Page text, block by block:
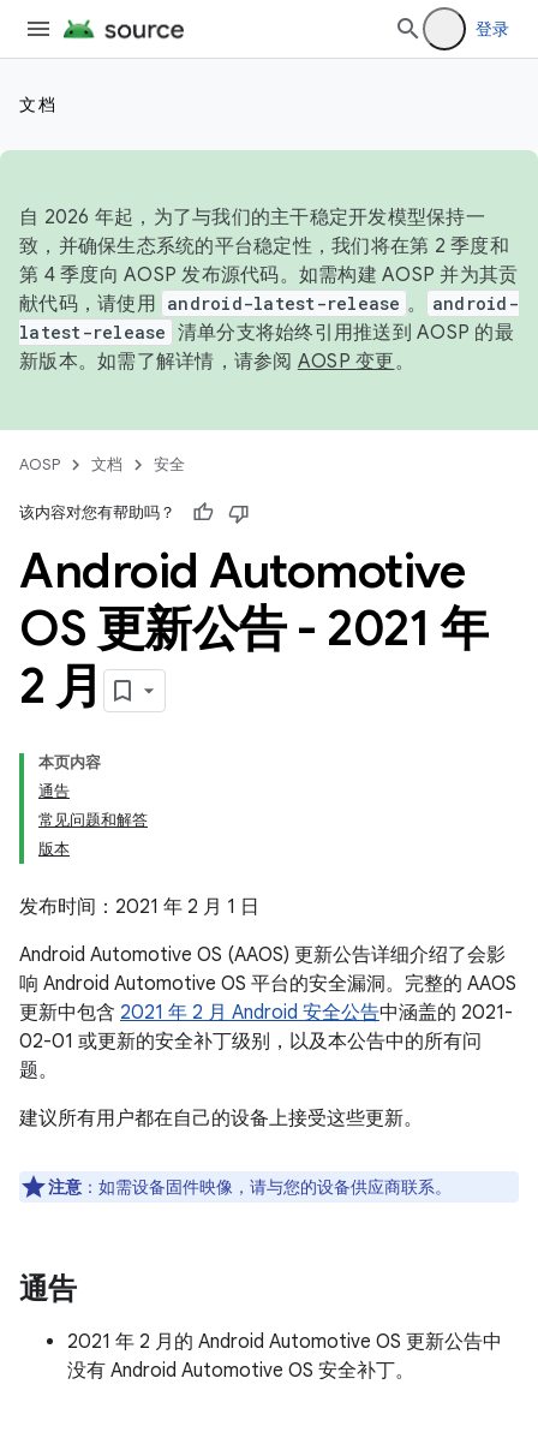
登录
文档
自 2026 年起，为了与我们的主干稳定开发模型保持一
致，并确保生态系统的平台稳定性，我们将在第 2 季度和
第 4 季度向 AOSP 发布源代码。如需构建 AOSP 并为其贡
献代码，请使用 android-latest-release 。
android-
latest-release 清单分支将始终引用推送到 AOSP 的最
新版本。如需了解详情，请参阅 AOSP 变更。
AOSP 文档 安全
该内容对您有帮助吗？
Android Automotive
OS 更新公告 - 2021 年
2 月
本页内容
通告
常见问题和解答
版本
发布时间：2021 年 2 月 1 日
Android Automotive OS (AAOS) 更新公告详细介绍了会影
响 Android Automotive OS 平台的安全漏洞。完整的 AAOS
更新中包含 2021 年 2 月 Android 安全公告中涵盖的 2021-
02-01 或更新的安全补丁级别，以及本公告中的所有问
题。
建议所有用户都在自己的设备上接受这些更新。
注意 ：如需设备固件映像，请与您的设备供应商联系。
通告
2021 年 2 月的 Android Automotive OS 更新公告中
没有 Android Automotive OS 安全补丁。